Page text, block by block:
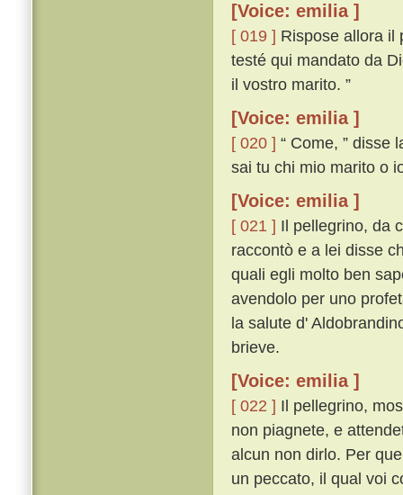
[Voice: emilia ]
[ 019 ] Rispose allora il
testé qui mandato da
il vostro marito. ”
[Voice: emilia ]
[ 020 ] “ Come, ” disse
sai tu chi mio marito o
[Voice: emilia ]
[ 021 ] Il pellegrino, da
raccontò e a lei disse
quali egli molto ben
avendolo per uno
la salute d'
brieve.
[Voice: emilia ]
[ 022 ] Il pellegrino,
non piagnete, e
alcun non dirlo. Per
un peccato, il qual voi